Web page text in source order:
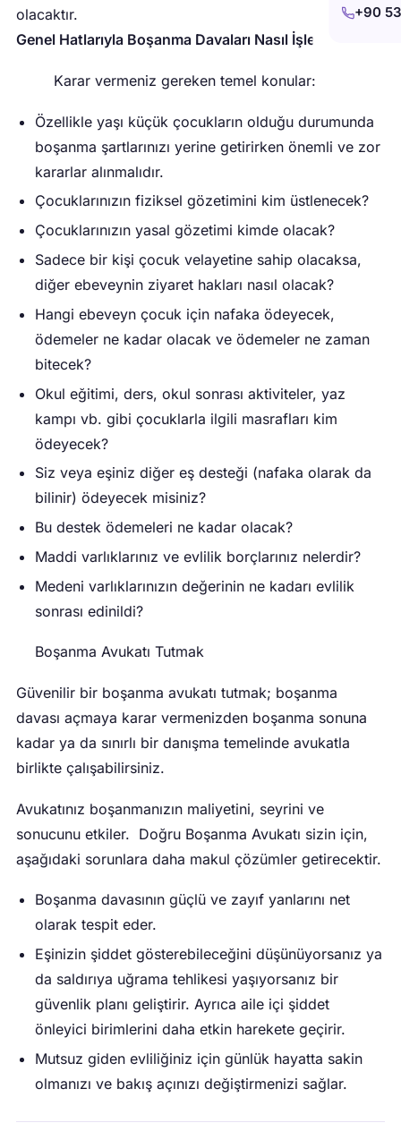
+90
olacaktır.
Genel Hatlarıyla Boşanma Davaları Nasıl İşler:
Karar vermeniz gereken temel konular:
Özellikle yaşı küçük çocukların olduğu durumunda
boşanma şartlarınızı yerine getirirken önemli ve zor
kararlar alınmalıdır.
Çocuklarınızın fiziksel gözetimini kim üstlenecek?
Çocuklarınızın yasal gözetimi kimde olacak?
Sadece bir kişi çocuk velayetine sahip olacaksa,
diğer ebeveynin ziyaret hakları nasıl olacak?
Hangi ebeveyn çocuk için nafaka ödeyecek,
ödemeler ne kadar olacak ve ödemeler ne zaman
bitecek?
Okul eğitimi, ders, okul sonrası aktiviteler, yaz
kampı vb. gibi çocuklarla ilgili masrafları kim
ödeyecek?
Siz veya eşiniz diğer eş desteği (nafaka olarak da
bilinir) ödeyecek misiniz?
Bu destek ödemeleri ne kadar olacak?
Maddi varlıklarınız ve evlilik borçlarınız nelerdir?
Medeni varlıklarınızın değerinin ne kadarı evlilik
sonrası edinildi?
Boşanma Avukatı Tutmak
Güvenilir bir boşanma avukatı tutmak; boşanma
davası açmaya karar vermenizden boşanma sonuna
kadar ya da sınırlı bir danışma temelinde avukatla
birlikte çalışabilirsiniz.
Avukatınız boşanmanızın maliyetini, seyrini ve
sonucunu etkiler. Doğru Boşanma Avukatı sizin için,
aşağıdaki sorunlara daha makul çözümler getirecektir.
Boşanma davasının güçlü ve zayıf yanlarını net
olarak tespit eder.
Eşinizin şiddet gösterebileceğini düşünüyorsanız ya
da saldırıya uğrama tehlikesi yaşıyorsanız bir
güvenlik planı geliştirir. Ayrıca aile içi şiddet
önleyici birimlerini daha etkin harekete geçirir.
Mutsuz giden evliliğiniz için günlük hayatta sakin
olmanızı ve bakış açınızı değiştirmenizi sağlar.